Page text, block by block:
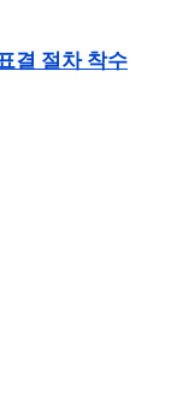
결 절차 착수